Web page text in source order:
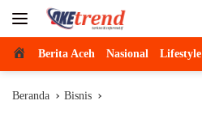
Beranda
Berita Aceh Nasional Lifestyle
Beranda Bisnis